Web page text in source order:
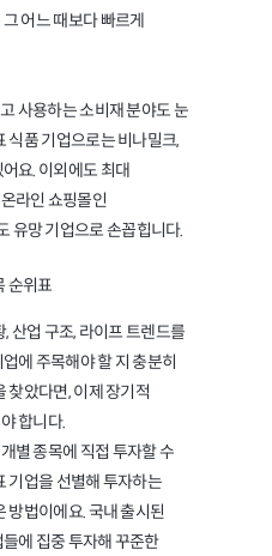
어느 때보다 빠르게
사용하는 소비재 분야도 눈
식품 기업으로는 비나밀크,
요. 이외에도 최대
라인 쇼핑몰인
유망 기업으로 손꼽힙니다.
산업 구조, 라이프 트렌드를
에 주목해야 할 지 충분히
찾았다면, 이제 장기적
합니다.
별 종목에 직접 투자할 수
기업을 선별해 투자하는
방법이에요. 국내 출시된
에 집중 투자해 꾸준한